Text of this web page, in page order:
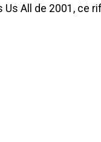
Us All de 2001,